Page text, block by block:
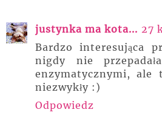
justynka ma kota... 27
Bardzo interesująca
nigdy nie
enzymatycznymi,
niezwykły :)
Odpowiedz